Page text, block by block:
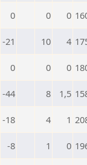
0 0 0
-21 10 4
0 0 0
-44 8 1,5
-18 4 1
-8 1 0